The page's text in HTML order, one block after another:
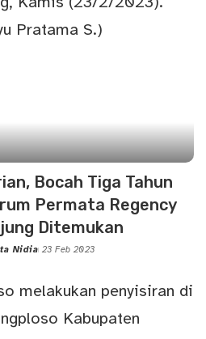
Bocah Tiga Tahun
Permata Regency
Ditemukan
Nidia 23 Feb 2023